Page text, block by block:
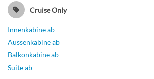
Cruise Only
Innenkabine ab
Aussenkabine ab
Balkonkabine ab
Suite ab